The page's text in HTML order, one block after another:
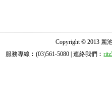
Copyright © 2013 麗
服務專線︰(03)561-5080 | 連絡我們︰